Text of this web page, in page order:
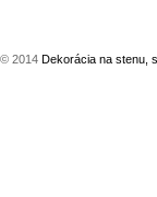
© 2014 Dekorácia na stenu,